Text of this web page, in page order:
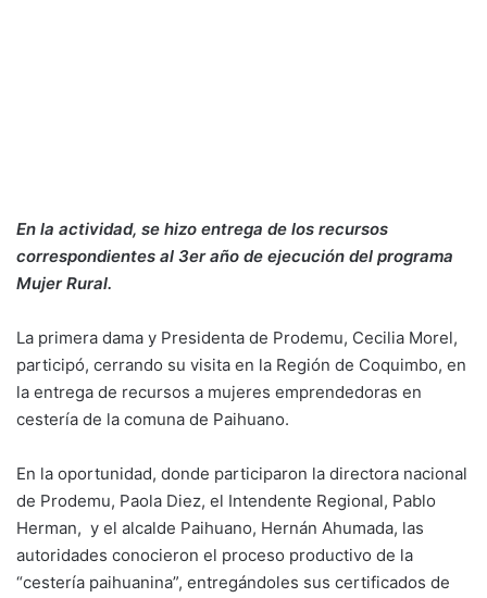
En la actividad, se hizo entrega de los recursos
correspondientes al 3er año de ejecución del programa
Mujer Rural.
La primera dama y Presidenta de Prodemu, Cecilia Morel,
participó, cerrando su visita en la Región de Coquimbo, en
la entrega de recursos a mujeres emprendedoras en
cestería de la comuna de Paihuano.
En la oportunidad, donde participaron la directora nacional
de Prodemu, Paola Diez, el Intendente Regional, Pablo
Herman, y el alcalde Paihuano, Hernán Ahumada, las
autoridades conocieron el proceso productivo de la
“cestería paihuanina”, entregándoles sus certificados de